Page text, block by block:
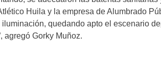
Huila y la empresa de Alumbrado
iluminación, quedando apto el escenario
agregó Gorky Muñoz.